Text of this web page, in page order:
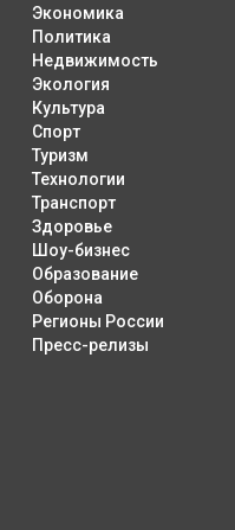
Экономика
Политика
Недвижимость
Экология
Культура
Спорт
Туризм
Технологии
Транспорт
Здоровье
Шоу-бизнес
Образование
Оборона
Регионы России
Пресс-релизы